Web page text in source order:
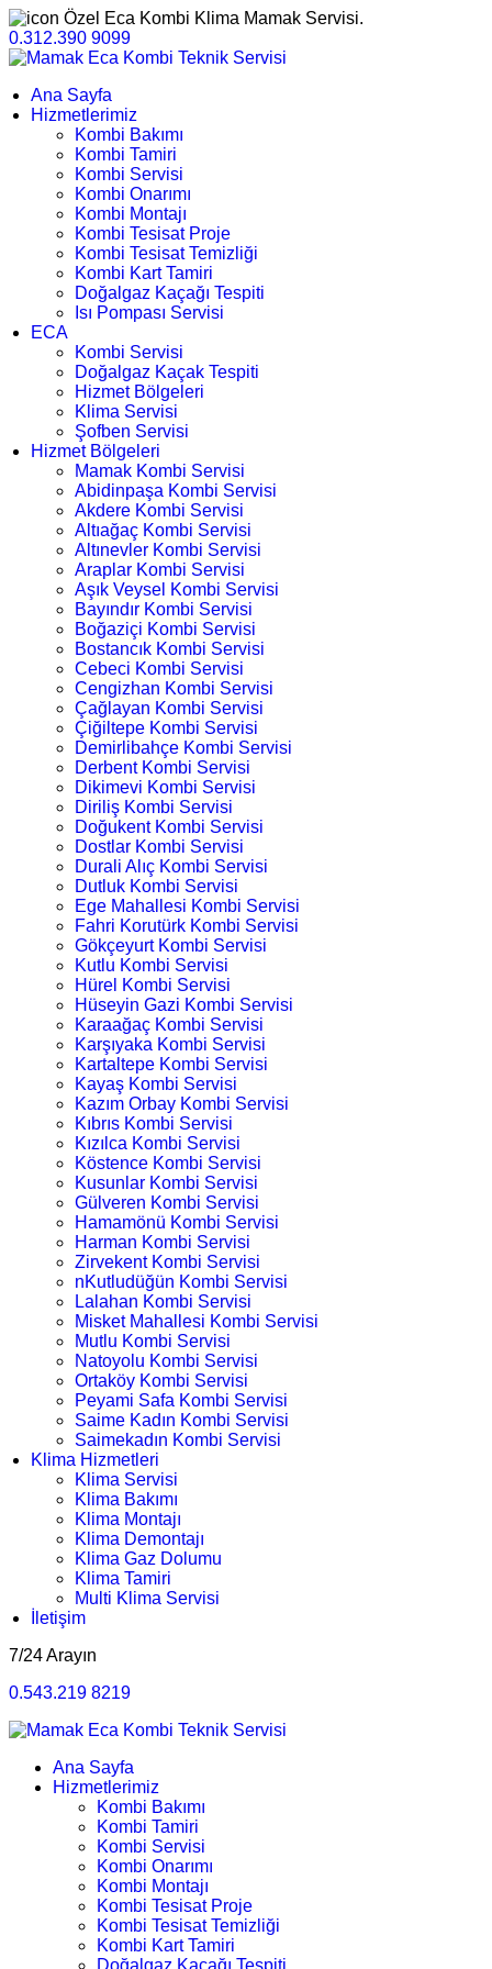
Özel Eca Kombi Klima Mamak Servisi.
0.312.390 9099
Ana Sayfa
Hizmetlerimiz
Kombi Bakımı
Kombi Tamiri
Kombi Servisi
Kombi Onarımı
Kombi Montajı
Kombi Tesisat Proje
Kombi Tesisat Temizliği
Kombi Kart Tamiri
Doğalgaz Kaçağı Tespiti
Isı Pompası Servisi
ECA
Kombi Servisi
Doğalgaz Kaçak Tespiti
Hizmet Bölgeleri
Klima Servisi
Şofben Servisi
Hizmet Bölgeleri
Mamak Kombi Servisi
Abidinpaşa Kombi Servisi
Akdere Kombi Servisi
Altıağaç Kombi Servisi
Altınevler Kombi Servisi
Araplar Kombi Servisi
Aşık Veysel Kombi Servisi
Bayındır Kombi Servisi
Boğaziçi Kombi Servisi
Bostancık Kombi Servisi
Cebeci Kombi Servisi
Cengizhan Kombi Servisi
Çağlayan Kombi Servisi
Çiğiltepe Kombi Servisi
Demirlibahçe Kombi Servisi
Derbent Kombi Servisi
Dikimevi Kombi Servisi
Diriliş Kombi Servisi
Doğukent Kombi Servisi
Dostlar Kombi Servisi
Durali Alıç Kombi Servisi
Dutluk Kombi Servisi
Ege Mahallesi Kombi Servisi
Fahri Korutürk Kombi Servisi
Gökçeyurt Kombi Servisi
Kutlu Kombi Servisi
Hürel Kombi Servisi
Hüseyin Gazi Kombi Servisi
Karaağaç Kombi Servisi
Karşıyaka Kombi Servisi
Kartaltepe Kombi Servisi
Kayaş Kombi Servisi
Kazım Orbay Kombi Servisi
Kıbrıs Kombi Servisi
Kızılca Kombi Servisi
Köstence Kombi Servisi
Kusunlar Kombi Servisi
Gülveren Kombi Servisi
Hamamönü Kombi Servisi
Harman Kombi Servisi
Zirvekent Kombi Servisi
nKutludüğün Kombi Servisi
Lalahan Kombi Servisi
Misket Mahallesi Kombi Servisi
Mutlu Kombi Servisi
Natoyolu Kombi Servisi
Ortaköy Kombi Servisi
Peyami Safa Kombi Servisi
Saime Kadın Kombi Servisi
Saimekadın Kombi Servisi
Klima Hizmetleri
Klima Servisi
Klima Bakımı
Klima Montajı
Klima Demontajı
Klima Gaz Dolumu
Klima Tamiri
Multi Klima Servisi
İletişim
7/24 Arayın
0.543.219 8219
Ana Sayfa
Hizmetlerimiz
Kombi Bakımı
Kombi Tamiri
Kombi Servisi
Kombi Onarımı
Kombi Montajı
Kombi Tesisat Proje
Kombi Tesisat Temizliği
Kombi Kart Tamiri
Doğalgaz Kaçağı Tespiti